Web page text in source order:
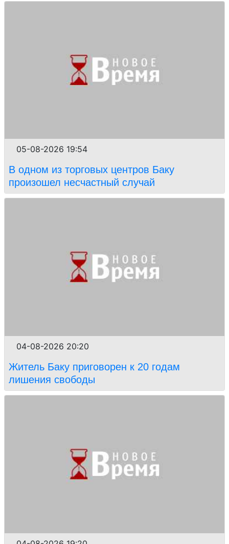
05-08-2026 19:54
В одном из торговых центров Баку
произошел несчастный случай
04-08-2026 20:20
Житель Баку приговорен к 20 годам
лишения свободы